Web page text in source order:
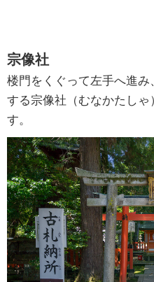
宗像社
楼門をくぐって左手へ進
する宗像社（むなかたし
す。